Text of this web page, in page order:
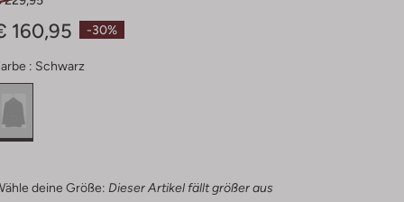
-30%
160,95
: Schwarz
deine Größe: Dieser Artikel fällt größer aus